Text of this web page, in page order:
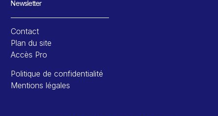
Newsletter
Contact
Plan du site
Accès Pro
Politique de confidentialité
Mentions légales